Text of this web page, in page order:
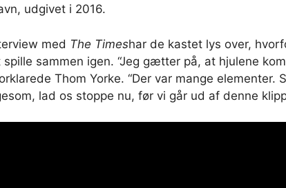
udgivet i 2016.
med The Timeshar de kastet lys over,
sammen igen. “Jeg gætter på, at hjulene
Thom Yorke. “Der var mange
lad os stoppe nu, før vi går ud af denne